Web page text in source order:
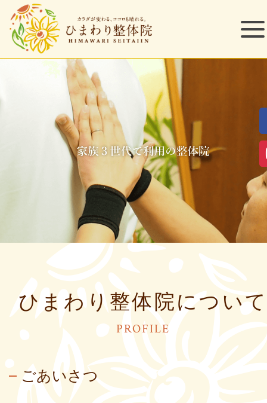
ひまわり整体院につい
PROFILE
ごあいさつ